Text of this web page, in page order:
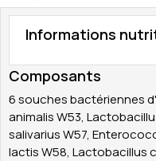
Informations
Composants
6 souches bactériennes
animalis W53,
salivarius W57,
lactis W58, Lactobacillus